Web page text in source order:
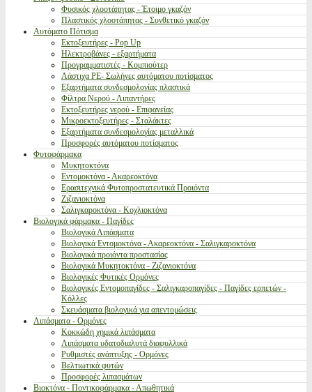
Φυσικός χλοοτάπητας - Έτοιμο γκαζόν
Πλαστικός χλοοτάπητας - Συνθετικό γκαζόν
Αυτόματο Πότισμα
Εκτοξευτήρες - Pop Up
Ηλεκτροβάνες - εξαρτήματα
Προγραμματιστές - Κομπιούτερ
Λάστιχα PE- Σωλήνες αυτόματου ποτίσματος
Εξαρτήματα συνδεσμολογίας πλαστικά
Φίλτρα Νερού - Λιπαντήρες
Εκτοξευτήρες νερού - Επιφανείας
Μικροεκτοξευτήρες - Σταλάκτες
Εξαρτήματα συνδεσμολογίας μεταλλικά
Προσφορές αυτόματου ποτίσματος
Φυτοφάρμακα
Μυκητοκτόνα
Εντομοκτόνα - Ακαρεοκτόνα
Ερασιτεχνικά Φυτοπροστατευτικά Προιόντα
Ζιζανιοκτόνα
Σαλιγκαροκτόνα - Κοχλιοκτόνα
Βιολογικά φάρμακα - Παγίδες
Βιολογικά Λιπάσματα
Βιολογικά Εντομοκτόνα - Ακαρεοκτόνα - Σαλιγκαροκτόνα
Βιολογικά προιόντα προστασίας
Βιολογικά Μυκητοκτόνα - Ζιζανιοκτόνα
Βιολογικές Φυτικές Ορμόνες
Βιολογικές Εντομοπαγίδες - Σαλιγκαροπαγίδες - Παγίδες ερπετών -
Κόλλες
Σκευάσματα βιολογικά για απεντομώσεις
Λιπάσματα - Ορμόνες
Κοκκώδη χημικά λιπάσματα
Λιπάσματα υδατοδιαλυτά διαφυλλικά
Ρυθμιστές ανάπτυξης - Ορμόνες
Βελτιωτικά φυτών
Προσφορές λιπασμάτων
Βιοκτόνα - Ποντικοφάρμακα - Απωθητικά